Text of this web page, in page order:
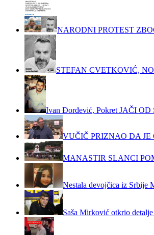
NARODNI PROTEST
STEFAN CVETKOVIĆ,
Ivan Đorđević, Pokret JAČI OD
VUČIČ PRIZNAO DA
MANASTIR SLANCI
Nestala devojčica iz Srbije
Saša Mirković otkrio